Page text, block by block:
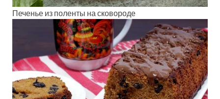
Печенье из поленты на сковороде